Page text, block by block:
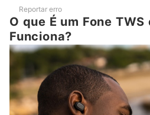
Qual a Diferença Entre Fone TWS e
Quais as Vantagens dos Melhores
Como Conectar o Fone TWS?
Por que Meu Fone TWS Só Funciona de
O que Fazer Quando o Fone TWS Não
Reportar erro
O que É um Fone TWS
Funciona?